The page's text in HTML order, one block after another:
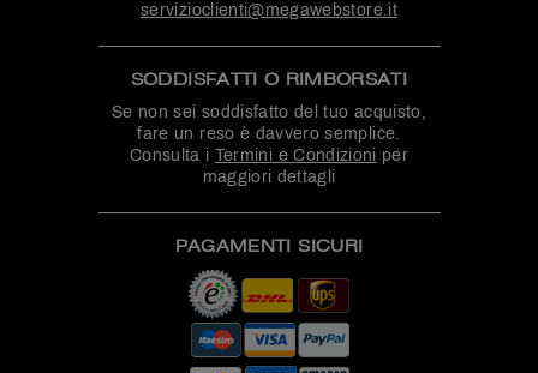
servizioclienti@megawebstore.it
SODDISFATTI O RIMBORSATI
Se non sei soddisfatto del tuo acquisto,
fare un reso è davvero semplice.
Consulta i Termini e Condizioni per
maggiori dettagli
PAGAMENTI SICURI